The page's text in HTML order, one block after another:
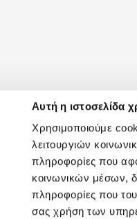
Αυτή η ιστοσελίδα
Χρησιμοποιούμε
λειτουργιών
πληροφορίες που
κοινωνικών μέσων,
πληροφορίες που
σας χρήση των
ΧΡΗΣΙΜΑ LINKS
Πολιτική